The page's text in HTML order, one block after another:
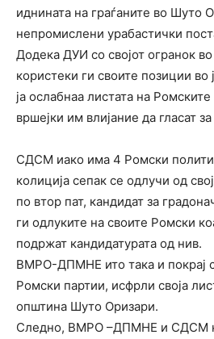
иднината на граѓаните во Шуто
непромислени урабастички
Додека ДУИ со својот огранок
користеки ги своите позиции во
ја ослабнаа листата на
вршејки им влијание да гласат
СДСМ иако има 4 Ромски
колиција сепак се одлучи од
по втор пат, кандидат за
ги одлуките на своите Ромски
подржат кандидатурата од нив.
ВМРО-ДПМНЕ ито така и покрај
Ромски партии, исфрли своја
општина Шуто Оризари.
Следно, ВМРО –ДПМНЕ и СДСМ